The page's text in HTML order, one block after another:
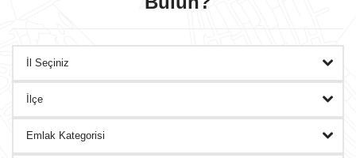
OFISLER
DANIŞMANLAR
BLOG
İLETISIM